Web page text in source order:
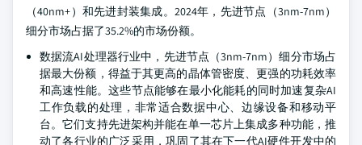
（40nm+）和先进封装集成。2024年，先进节点（3nm-7nm）
细分市场占据了35.2%的市场份额。
数据流AI处理器行业中，先进节点（3nm-7nm）细分市场占
据最大份额，得益于其更高的晶体管密度、更强的功耗效率
和高速性能。这些节点能够在最小化能耗的同时加速复杂AI
工作负载的处理，非常适合数据中心、边缘设备和移动平
台。它们支持先进架构并能在单一芯片上集成多种功能，推
动了各行业的广泛采用，巩固了其在下一代AI硬件开发中的